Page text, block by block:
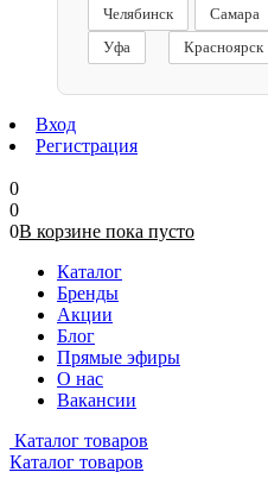
Челябинск
Самара
Уфа
Красноярск
Вход
Регистрация
0
0
0В корзине пока пусто
Каталог
Бренды
Акции
Блог
Прямые эфиры
О нас
Вакансии
Каталог товаров
Каталог товаров